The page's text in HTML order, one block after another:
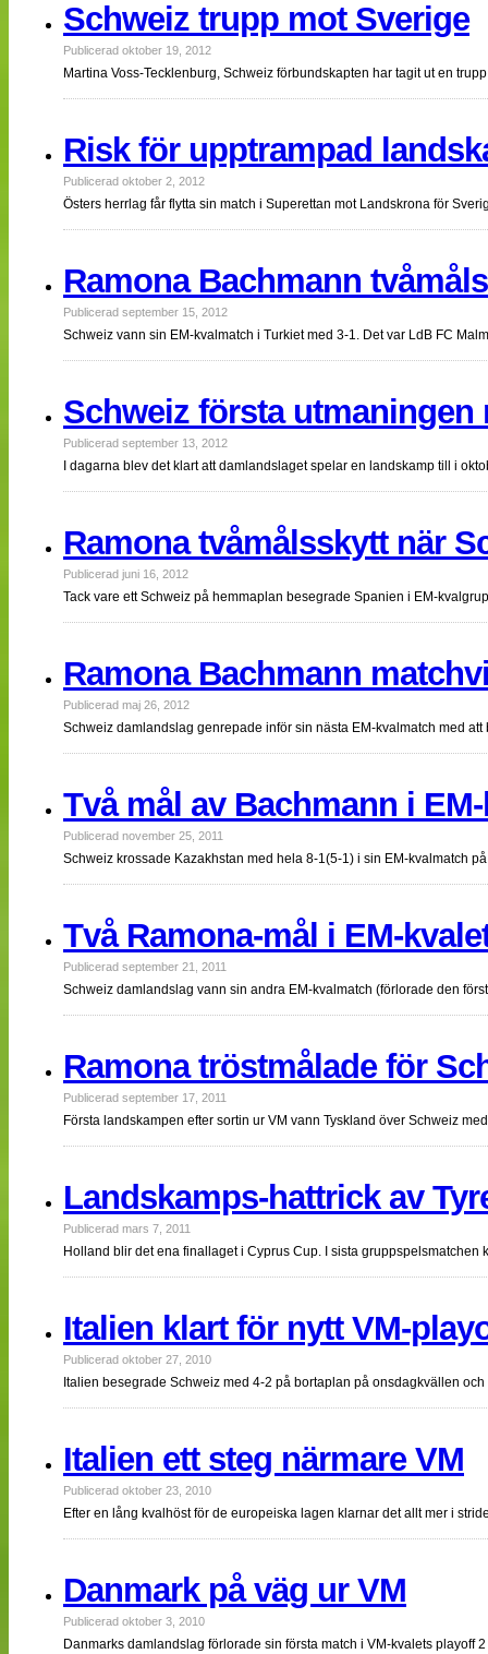
Schweiz trupp mot Sverige
Publicerad oktober 19, 2012
Martina Voss-Tecklenburg, Schweiz förbundskapten har tagit ut en
Risk för upptrampad
Publicerad oktober 2, 2012
Östers herrlag får flytta sin match i Superettan mot Landskrona för
Ramona Bachmann
Publicerad september 15, 2012
Schweiz vann sin EM-kvalmatch i Turkiet med 3-1. Det var LdB FC
Schweiz första utmaningen
Publicerad september 13, 2012
I dagarna blev det klart att damlandslaget spelar en landskamp till i
Ramona tvåmålsskytt när
Publicerad juni 16, 2012
Tack vare ett Schweiz på hemmaplan besegrade Spanien i EM-
Ramona Bachmann
Publicerad maj 26, 2012
Schweiz damlandslag genrepade inför sin nästa EM-kvalmatch med
Två mål av Bachmann i
Publicerad november 25, 2011
Schweiz krossade Kazakhstan med hela 8-1(5-1) i sin EM-kvalmatch
Två Ramona-mål i EM-
Publicerad september 21, 2011
Schweiz damlandslag vann sin andra EM-kvalmatch (förlorade den
Ramona tröstmålade för
Publicerad september 17, 2011
Första landskampen efter sortin ur VM vann Tyskland över Schweiz
Landskamps-hattrick av
Publicerad mars 7, 2011
Holland blir det ena finallaget i Cyprus Cup. I sista
Italien klart för nytt VM-
Publicerad oktober 27, 2010
Italien besegrade Schweiz med 4-2 på bortaplan på onsdagkvällen
Italien ett steg närmare VM
Publicerad oktober 23, 2010
Efter en lång kvalhöst för de europeiska lagen klarnar det allt mer i
Danmark på väg ur VM
Publicerad oktober 3, 2010
Danmarks damlandslag förlorade sin första match i VM-kvalets